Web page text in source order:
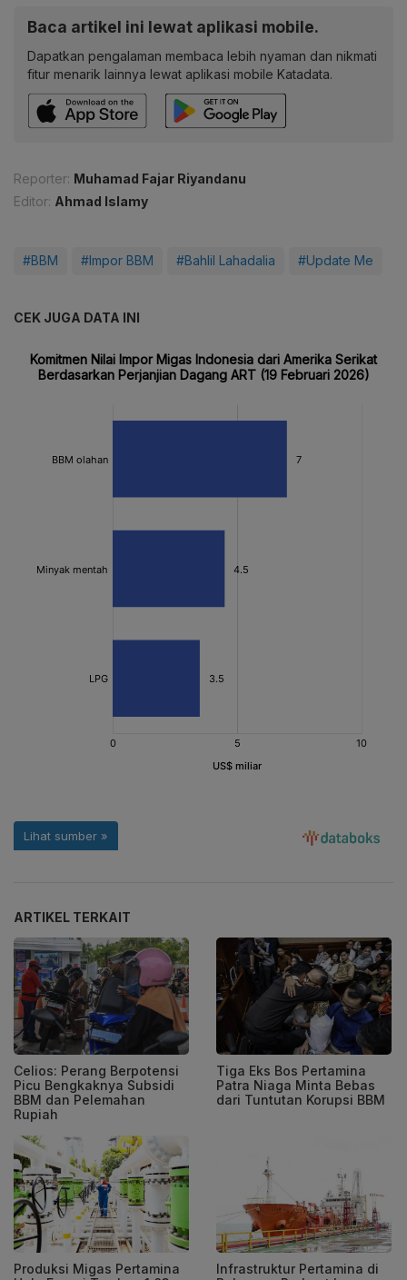
Baca artikel ini lewat aplikasi mobile.
Dapatkan pengalaman membaca lebih nyaman dan nikmati
fitur menarik lainnya lewat aplikasi mobile Katadata.
Reporter: Muhamad Fajar Riyandanu
Editor: Ahmad Islamy
#BBM #Impor BBM #Bahlil Lahadalia #Update Me
CEK JUGA DATA INI
ARTIKEL TERKAIT
Celios: Perang Berpotensi
Picu Bengkaknya Subsidi
BBM dan Pelemahan
Rupiah
Tiga Eks Bos Pertamina
Patra Niaga Minta Bebas
dari Tuntutan Korupsi BBM
Produksi Migas Pertamina
Infrastruktur Pertamina di